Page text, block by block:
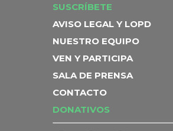
SUSCRÍBETE
AVISO LEGAL Y LOPD
NUESTRO EQUIPO
VEN Y PARTICIPA
SALA DE PRENSA
CONTACTO
DONATIVOS